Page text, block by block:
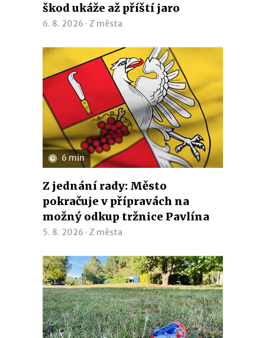
škod ukáže až příští jaro
6. 8. 2026 · Z města
6 min
Z jednání rady: Město
pokračuje v přípravách na
možný odkup tržnice Pavlína
5. 8. 2026 · Z města